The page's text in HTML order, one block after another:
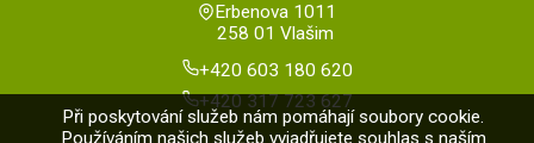
Erbenova 1011
258 01 Vlašim
+420 603 180 620
+420 317 723 627
Při poskytování služeb nám pomáhají soubory cookie.
Používáním našich služeb vyjadřujete souhlas s naším